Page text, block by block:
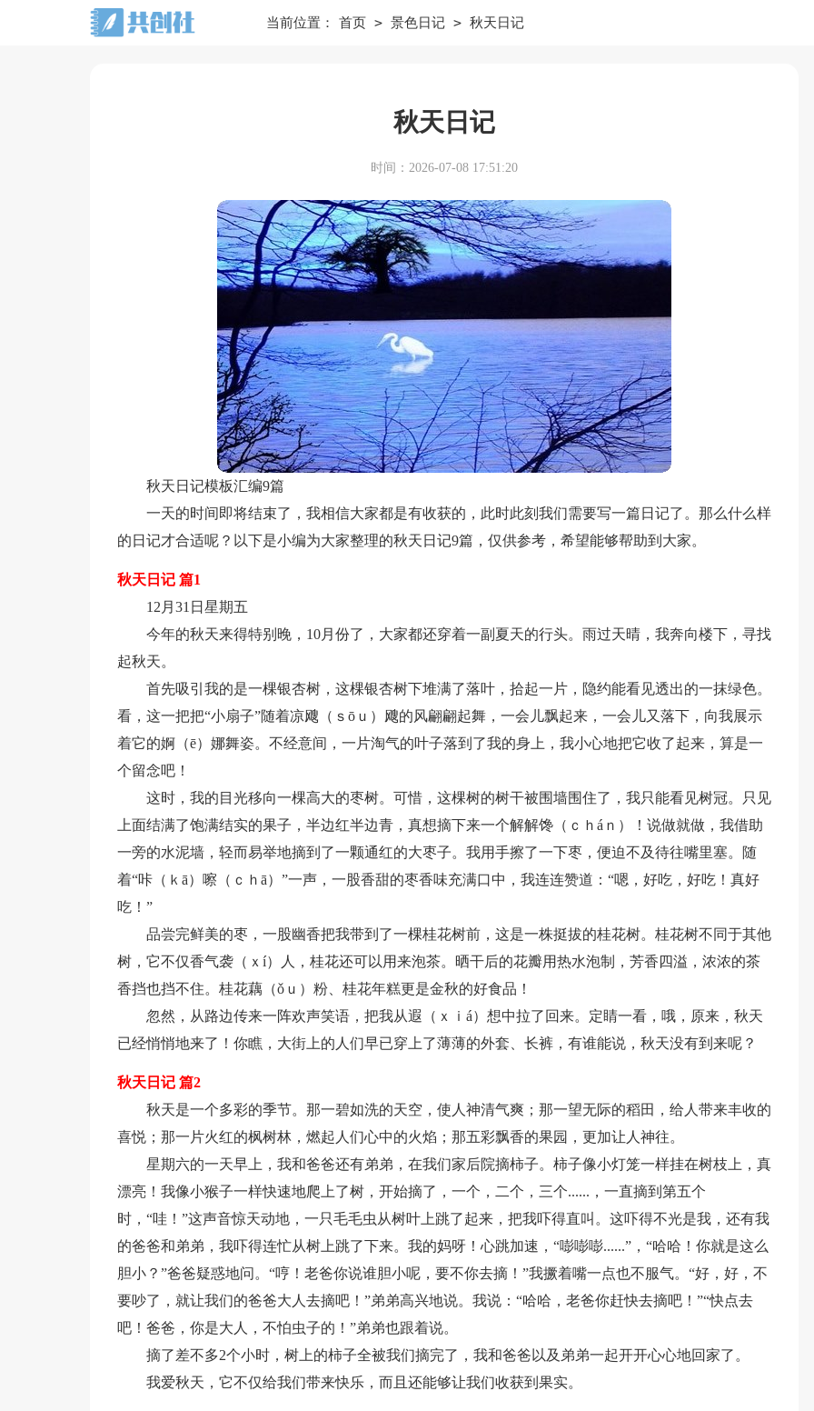
当前位置： 首页 > 景色日记 > 秋天日记
秋天日记
时间：2026-07-08 17:51:20
秋天日记模板汇编9篇
一天的时间即将结束了，我相信大家都是有收获的，此时此刻我们需要写一篇日记了。那么什么样
的日记才合适呢？以下是小编为大家整理的秋天日记9篇，仅供参考，希望能够帮助到大家。
秋天日记 篇1
12月31日星期五
今年的秋天来得特别晚，10月份了，大家都还穿着一副夏天的行头。雨过天晴，我奔向楼下，寻找
起秋天。
首先吸引我的是一棵银杏树，这棵银杏树下堆满了落叶，拾起一片，隐约能看见透出的一抹绿色。
看，这一把把“小扇子”随着凉飕（ｓōｕ）飕的风翩翩起舞，一会儿飘起来，一会儿又落下，向我展示
着它的婀（ē）娜舞姿。不经意间，一片淘气的叶子落到了我的身上，我小心地把它收了起来，算是一
个留念吧！
这时，我的目光移向一棵高大的枣树。可惜，这棵树的树干被围墙围住了，我只能看见树冠。只见
上面结满了饱满结实的果子，半边红半边青，真想摘下来一个解解馋（ｃｈáｎ）！说做就做，我借助
一旁的水泥墙，轻而易举地摘到了一颗通红的大枣子。我用手擦了一下枣，便迫不及待往嘴里塞。随
着“咔（ｋā）嚓（ｃｈā）”一声，一股香甜的枣香味充满口中，我连连赞道：“嗯，好吃，好吃！真好
吃！”
品尝完鲜美的枣，一股幽香把我带到了一棵桂花树前，这是一株挺拔的桂花树。桂花树不同于其他
树，它不仅香气袭（ｘí）人，桂花还可以用来泡茶。晒干后的花瓣用热水泡制，芳香四溢，浓浓的茶
香挡也挡不住。桂花藕（ǒｕ）粉、桂花年糕更是金秋的好食品！
忽然，从路边传来一阵欢声笑语，把我从遐（ｘｉá）想中拉了回来。定睛一看，哦，原来，秋天
已经悄悄地来了！你瞧，大街上的人们早已穿上了薄薄的外套、长裤，有谁能说，秋天没有到来呢？
秋天日记 篇2
秋天是一个多彩的季节。那一碧如洗的天空，使人神清气爽；那一望无际的稻田，给人带来丰收的
喜悦；那一片火红的枫树林，燃起人们心中的火焰；那五彩飘香的果园，更加让人神往。
星期六的一天早上，我和爸爸还有弟弟，在我们家后院摘柿子。柿子像小灯笼一样挂在树枝上，真
漂亮！我像小猴子一样快速地爬上了树，开始摘了，一个，二个，三个......，一直摘到第五个
时，“哇！”这声音惊天动地，一只毛毛虫从树叶上跳了起来，把我吓得直叫。这吓得不光是我，还有我
的爸爸和弟弟，我吓得连忙从树上跳了下来。我的妈呀！心跳加速，“嘭嘭嘭......”，“哈哈！你就是这么
胆小？”爸爸疑惑地问。“哼！老爸你说谁胆小呢，要不你去摘！”我撅着嘴一点也不服气。“好，好，不
要吵了，就让我们的爸爸大人去摘吧！”弟弟高兴地说。我说：“哈哈，老爸你赶快去摘吧！”“快点去
吧！爸爸，你是大人，不怕虫子的！”弟弟也跟着说。
摘了差不多2个小时，树上的柿子全被我们摘完了，我和爸爸以及弟弟一起开开心心地回家了。
我爱秋天，它不仅给我们带来快乐，而且还能够让我们收获到果实。